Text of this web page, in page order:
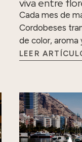
viva entre
Cada mes de
Cordobeses
de color, aroma
LEER